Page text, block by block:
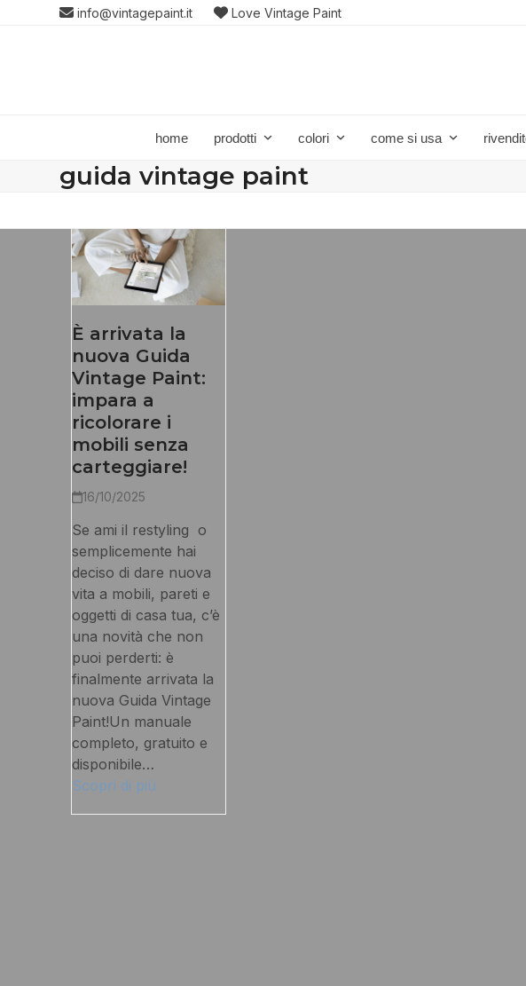
info@vintagepaint.it Love Vintage Paint
home prodotti colori come si usa
guida vintage paint
È arrivata la
nuova Guida
Vintage Paint:
impara a
ricolorare i
mobili senza
carteggiare!
16/10/2025
Se ami il restyling o
semplicemente hai
deciso di dare nuova
vita a mobili, pareti e
oggetti di casa tua, c’è
una novità che non
puoi perderti: è
finalmente arrivata la
nuova Guida Vintage
Paint!Un manuale
completo, gratuito e
disponibile…
Scopri di più